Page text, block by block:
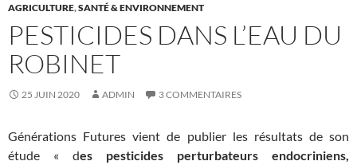
AGRICULTURE,SANTÉ & ENVIRONNEMENT
PESTICIDES DANS L’EAU DU
ROBINET
25 JUIN 2020 ADMIN 3 COMMENTAIRES
Générations Futures vient de publier les résultats de son
étude « des pesticides perturbateurs endocriniens,